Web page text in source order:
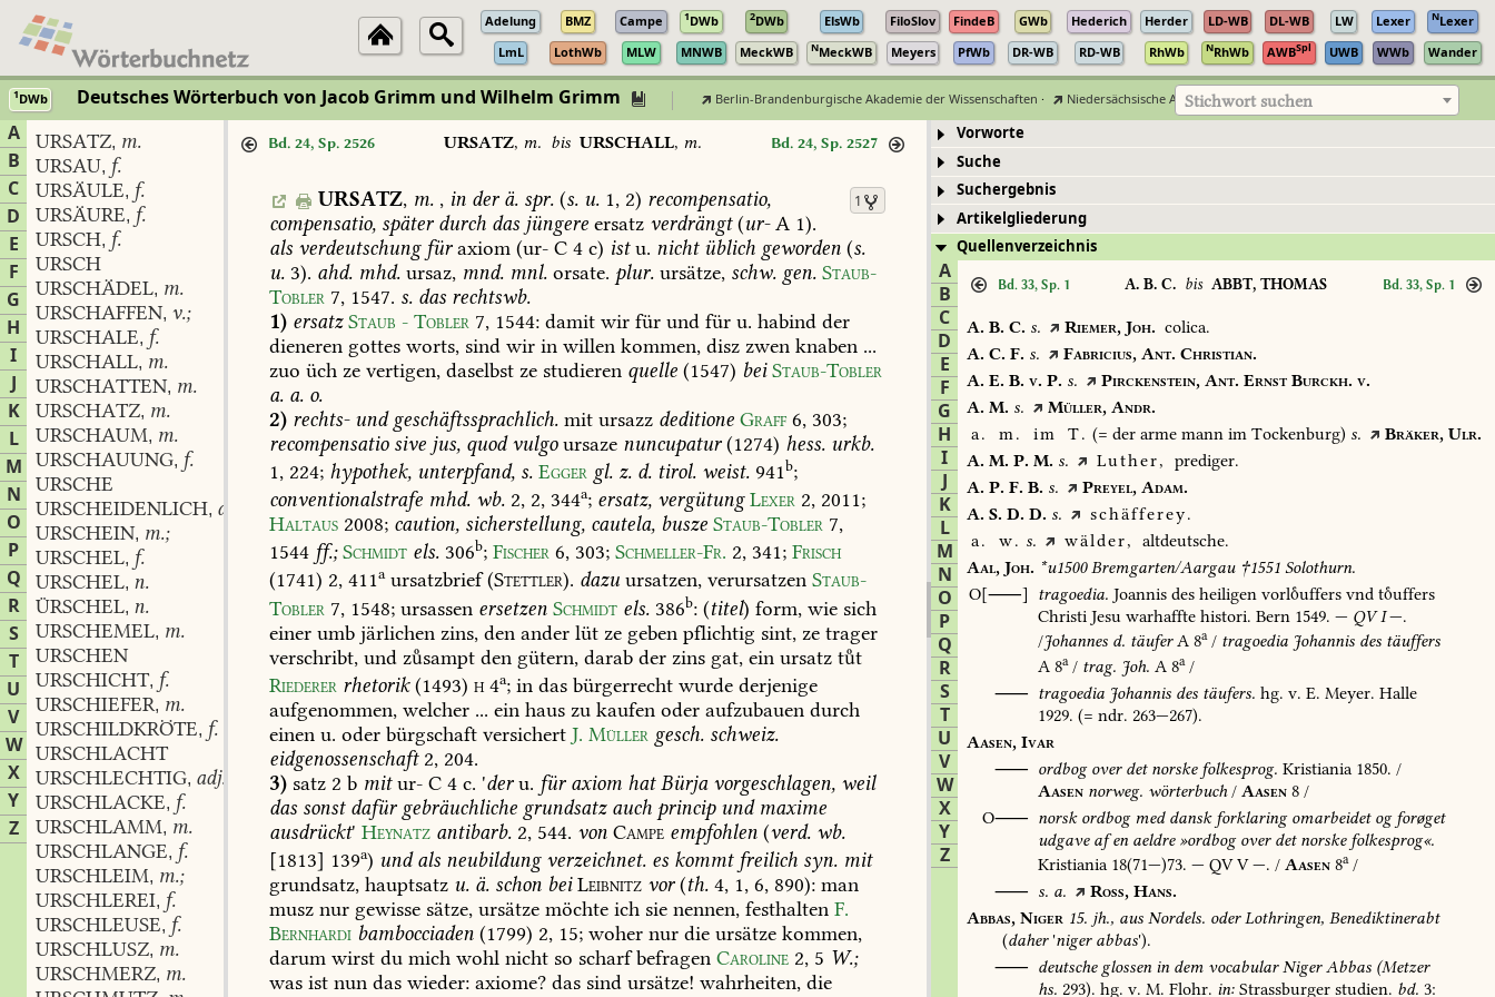
Adelung BMZ Campe 1DWb 2DWb ElsWb FiloSlov FindeB GWb Hederich Herder LD-WB DL-WB LW Lexer NLexer
LmL
LothWb MLW MNWB MeckWB NMeckWB Meyers PfWb DR-WB RD-WB RhWb NRhWb AWBSpl UWB WWb Wander
1DWb Deutsches Wörterbuch von Jacob Grimm und Wilhelm Grimm Berlin-Brandenburgische Akademie der Wissenschaften · Niedersächsische Akademie der Wissenschaften zu Göttingen
Stichwort suchen
A
B
C
D
E
F
G
H
I
J
K
L
M
N
O
P
Q
R
S
T
U
V
W
X
Y
Z
URSATZ, m.
URSAU, f.
URSÄULE, f.
URSÄURE, f.
URSCH, f.
URSCH
URSCHÄDEL, m.
URSCHAFFEN, v.;
URSCHALE, f.
URSCHALL, m.
URSCHATTEN, m.
URSCHATZ, m.
URSCHAUM, m.
URSCHAUUNG, f.
URSCHE
URSCHEIDENLICH, adv.
URSCHEIN, m.;
URSCHEL, f.
URSCHEL, n.
ÜRSCHEL, n.
URSCHEMEL, m.
URSCHEN
URSCHICHT, f.
URSCHIEFER, m.
URSCHILDKRÖTE, f.
URSCHLACHT
URSCHLECHTIG, adj.
URSCHLACKE, f.
URSCHLAMM, m.
URSCHLANGE, f.
URSCHLEIM, m.;
URSCHLEREI, f.
URSCHLEUSE, f.
URSCHLUSZ, m.
URSCHMERZ, m.
Bd. 24, Sp. 2526 URSATZ, m. bis URSCHALL, m. Bd. 24, Sp. 2527
1
URSATZ, m. , inderä.spr.(s.u.1,2) recompensatio,
compensatio, späterdurch das jüngere ersatz verdrängt(ur-A 1).
als verdeutschungfüraxiom (ur- C 4 c) istu. nichtüblich geworden (s.
u. 3). ahd. mhd. ursaz, mnd. mnl. orsate. plur. ursätze, schw. gen. Staub-
Tobler 7, 1547. s. das rechtswb.
1) ersatz Staub - Tobler 7, 1544: damit wir für und für u. habind der
dieneren gottes worts, sind wir in willen kommen, disz zwen knaben ...
zuo üch ze vertigen, daselbst ze studieren quelle (1547) bei Staub-Tobler
a. a. o.
2) rechts-undgeschäftssprachlich. mit ursazz deditione Graff 6, 303;
recompensatiosive jus, quodvulgoursaze nuncupatur(1274) hess. urkb.
1, 224; hypothek, unterpfand, s. Egger gl. z. d. tirol. weist. 941b;
conventionalstrafe mhd. wb. 2, 2, 344a; ersatz, vergütung Lexer 2, 2011;
Haltaus 2008; caution, sicherstellung, cautela, busze Staub-Tobler 7,
1544 ff.; Schmidt els. 306b; Fischer 6, 303; Schmeller-Fr. 2, 341; Frisch
(1741) 2, 411aursatzbrief(Stettler). dazu ursatzen, verursatzen Staub-
Tobler 7, 1548; ursassen ersetzen Schmidt els. 386b: (titel) form, wie sich
einer umb järlichen zins, den ander lüt ze geben pflichtig sint, ze trager
verschribt, und zsampt den gütern, darab der zins gat, ein ursatz tt
Riederer rhetorik (1493) h4a; in das bürgerrecht wurde derjenige
aufgenommen, welcher ... ein haus zu kaufen oder aufzubauen durch
einen u. oder bürgschaft versichert J. Müller gesch. schweiz.
eidgenossenschaft 2, 204.
3) satz 2 b mitur- C 4 c. 'deru. füraxiom hatBürjavorgeschlagen, weil
das sonstdafürgebräuchliche grundsatzauch principundmaxime
ausdrückt' Heynatz antibarb. 2, 544. von Campe empfohlen (verd. wb.
[1813] 139a) undals neubildungverzeichnet. es kommtfreilich syn. mit
grundsatz, hauptsatz u. ä. schon bei Leibnitz vor(th. 4, 1, 6, 890): man
musz nur gewisse sätze, ursätze möchte ich sie nennen, festhalten F.
Bernhardi bambocciaden (1799) 2, 15; woher nur die ursätze kommen,
darum wirst du mich wohl nicht so scharfbefragen Caroline 2, 5 W.;
was ist nun das wieder: axiome? das sind ursätze! wahrheiten, die
Vorworte
Suche
Suchergebnis
Artikelgliederung
Quellenverzeichnis
A
B
C
D
E
F
G
H
I
J
K
L
M
N
O
P
Q
R
S
T
U
V
W
X
Y
Z
Bd. 33, Sp. 1 A. B. C. bis ABBT, THOMAS Bd. 33, Sp. 1
A. B. C. s. Riemer, Joh. colica.
A. C. F. s. Fabricius, Ant. Christian.
A. E. B. v. P. s. Pirckenstein, Ant. ErnstBurckh. v.
A. M. s. Müller, Andr.
a.
m. im T. (= der arme mann im Tockenburg) s. Bräker, Ulr.
A. M. P. M. s. Luther,
prediger.
A. P. F. B. s. Preyel, Adam.
A. S. D. D. s.
schäfferey.
a.
w. s. wälder,
altdeutsche.
Aal, Joh. *u1500Bremgarten/Aargau†1551 Solothurn.
O[⸺]
tragoedia. Joannis des heiligen vorluffers vnd tuffers
Christi Jesu warhaffte histori. Bern 1549. — QVI—.
/Johannes d. täuferA 8a/ tragoedia Johannis des täuffers
A 8a/ trag. Joh. A 8a/
⸺ tragoedia Johannis des täufers. hg. v. E. Meyer. Halle
1929. (= ndr. 263—267).
Aasen, Ivar
⸺ ordbogoverdetnorskefolkesprog. Kristiania 1850. /
Aasen norweg. wörterbuch/ Aasen 8 /
O⸺ norskordbogmeddanskforklaringomarbeidetogforøget
udgaveafenaeldre»ordbogoverdetnorskefolkesprog«.
Kristiania 18(71—)73. — QVV—. / Aasen 8a/
⸺ s. a. Ross, Hans.
Abbas, Niger 15. jh., aus Nordels. oderLothringen, Benediktinerabt
(daher'nigerabbas').
⸺ deutscheglossenindem vocabularNigerAbbas (Metzer
hs. 293). hg. v. M. Flohr. in: Strassburger studien. bd. 3: